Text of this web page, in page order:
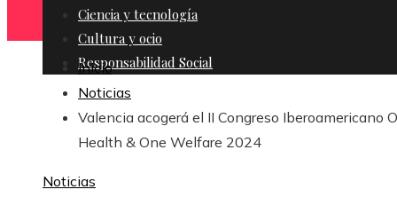
Ciencia y tecnología
Cultura y ocio
Responsabilidad Social
Inicio
Noticias
Valencia acogerá el II Congreso Iberoamericano
Health & One Welfare 2024
Noticias